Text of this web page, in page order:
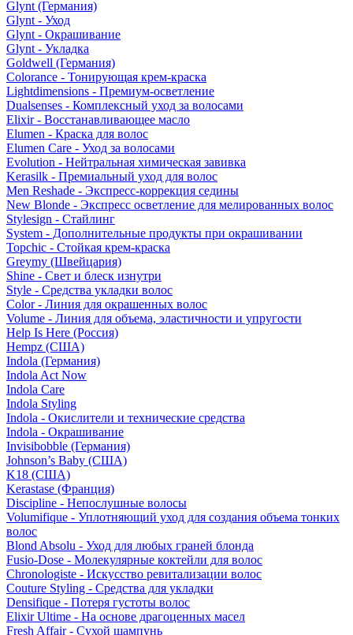
Glynt (Германия)
Glynt - Уход
Glynt - Окрашивание
Glynt - Укладка
Goldwell (Германия)
Colorance - Тонирующая крем-краска
Lightdimensions - Премиум-осветление
Dualsenses - Комплексный уход за волосами
Elixir - Восстанавливающее масло
Elumen - Краска для волос
Elumen Care - Уход за волосами
Evolution - Нейтральная химическая завивка
Kerasilk - Премиальный уход для волос
Men Reshade - Экспресс-коррекция седины
New Blonde - Экспресс осветление для мелированных волос
Stylesign - Стайлинг
System - Дополнительные продукты при окрашивании
Topchic - Стойкая крем-краска
Greymy (Швейцария)
Shine - Свет и блеск изнутри
Style - Средства укладки волос
Color - Линия для окрашенных волос
Volume - Линия для объема, эластичности и упругости
Help Is Here (Россия)
Hempz (США)
Indola (Германия)
Indola Act Now
Indola Care
Indola Styling
Indola - Окислители и технические средства
Indola - Окрашивание
Invisibobble (Германия)
Johnson’s Baby (США)
K18 (США)
Kerastase (Франция)
Discipline - Непослушные волосы
Volumifique - Уплотняющий уход для создания объема тонких
волос
Blond Absolu - Уход для любых граней блонда
Fusio-Dose - Молекулярные коктейли для волос
Chronologiste - Искусство ревитализации волос
Couture Styling - Средства для укладки
Densifique - Потеря густоты волос
Elixir Ultime - На основе драгоценных масел
Fresh Affair - Сухой шампунь